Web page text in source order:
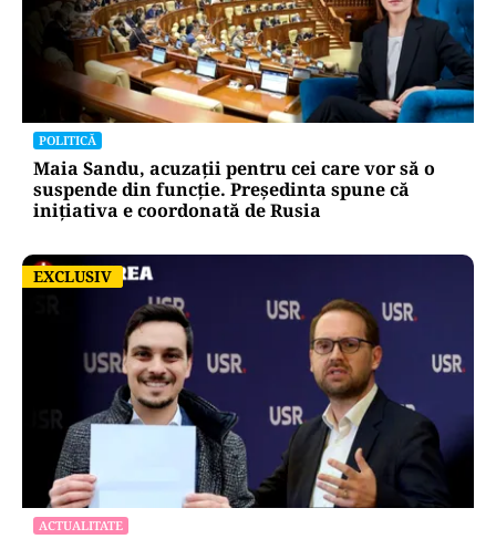
POLITICĂ
Maia Sandu, acuzații pentru cei care vor să o
suspende din funcție. Președinta spune că
inițiativa e coordonată de Rusia
EXCLUSIV
EXCLUSIV
ACTUALITATE